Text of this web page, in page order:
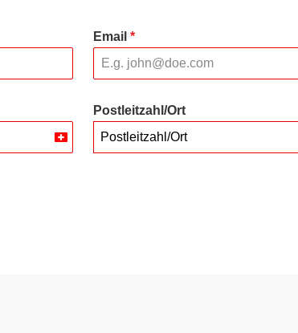
Email *
Switzerland
Postleitzahl/Ort
Postleitzahl/Ort